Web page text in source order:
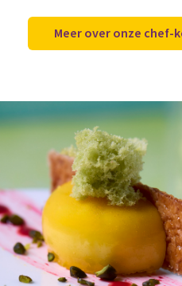
Meer over onze chef-